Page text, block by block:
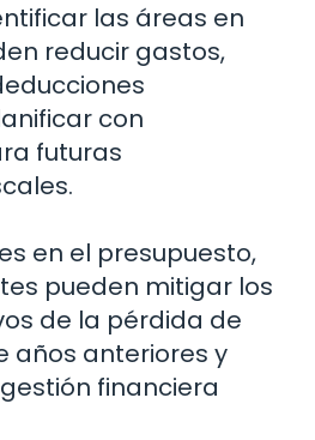
las áreas en
reducir gastos,
con
futuras
en el presupuesto,
pueden mitigar los
de la pérdida de
años anteriores y
financiera